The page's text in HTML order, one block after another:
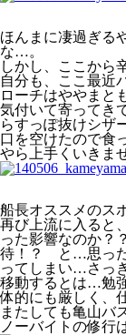
ほんまに凄過ぎる
な…。
しかし、ここから
自分も、ここ最近
ローチはややまと
気付いて寄ってき
らすっぽ抜けシザ
口を空けたので食
やら上手くいきま
船長オススメのス
再び上流に入ると
った影響なのか？
待！？ と…思った
ってしまい…さっ
移動するとは…勉
体的にも厳しく、
またしても亀山バ
ノーバイトの修行